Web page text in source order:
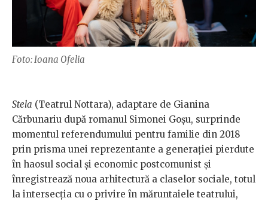
Foto: Ioana Ofelia
Stela (Teatrul Nottara), adaptare de Gianina
Cărbunariu după romanul Simonei Goșu, surprinde
momentul referendumului pentru familie din 2018
prin prisma unei reprezentante a generației pierdute
în haosul social și economic postcomunist și
înregistrează noua arhitectură a claselor sociale, totul
la intersecția cu o privire în măruntaiele teatrului,